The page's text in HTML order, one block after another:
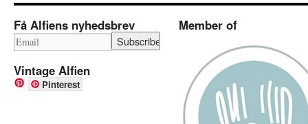
Få Alfiens nyhedsbrev
Vintage Alfien
Pinterest
Member of